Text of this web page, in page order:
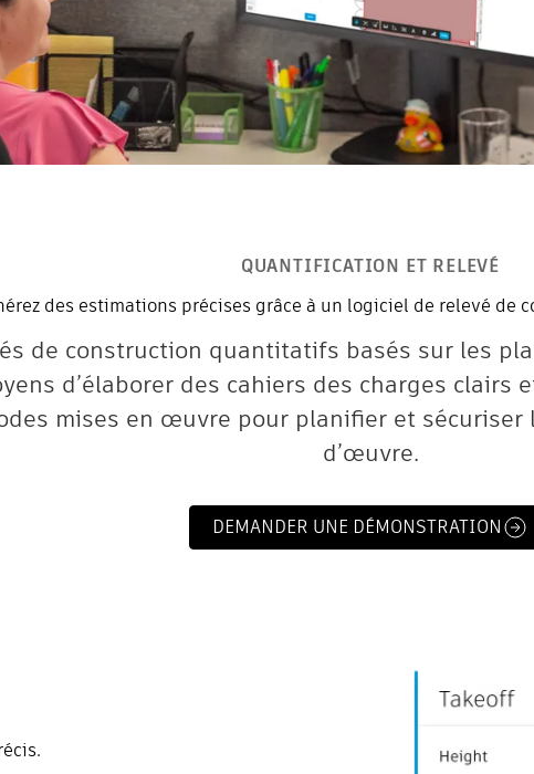
QUANTIFICATION ET RELEVÉ
des estimations précises grâce à un logiciel de relevé de
de construction quantitatifs basés sur les
d’élaborer des cahiers des charges clairs
mises en œuvre pour planifier et
d’œuvre.
DEMANDER UNE DÉMONSTRATION